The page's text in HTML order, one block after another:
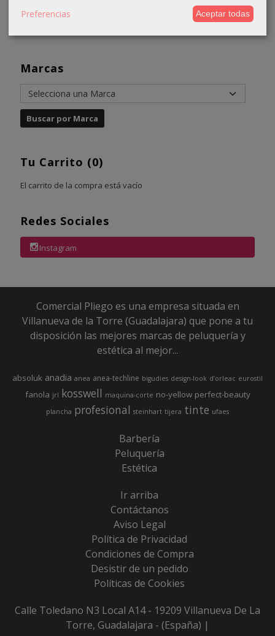
Marcas
Tu Carrito (0)
El carrito de la compra está vacío
Redes Sociales
Instagram
Comercial Pliego es una empresa situada en
Villanueva de la Torre (Guadalajara) que pone a tu
disposición las mejores marcas de peluquería y
estética al mejor...
absoluk anadia anea anea-techline bigudies design-look d’orleac eurostil
fanola jrl kosswell maquina-corte no-yellow perfect-beauty
plancha profesional steinhart tijera tinte ufaes
Barbería
Peluquería
Estética
Ir arriba
Contáctanos
Aviso Legal
Política de Privacidad
Condiciones de Compra
Desistir de un pedido
Políticas de Cookies
Calle Toledano N3 Local A14 - 19209 Villanueva De La
Torre, Guadalajara - (España) |
Preferencias Aceptar todas